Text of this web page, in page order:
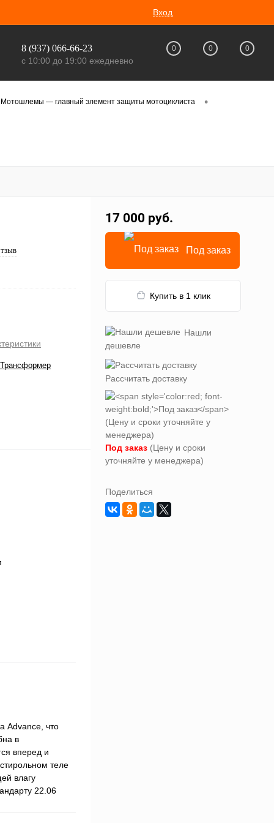
Вход
8 (937) 066-66-23
с 10:00 до 19:00 ежедневно
0 0 0
Мотошлемы — главный элемент защиты мотоциклиста •
Advance, что
в
вперед и
теле
влагу
22.06
17 000 руб.
Под заказ
Купить в 1 клик
Нашли
дешевле
Рассчитать доставку
Под заказ (Цену и сроки
уточняйте у менеджера)
Поделиться